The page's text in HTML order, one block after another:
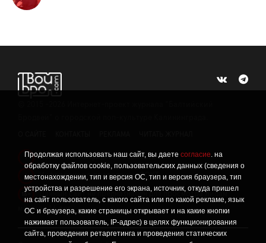
Продолжая использовать наш сайт, вы даете согласие. на
обработку файлов cookie, пользовательских данных (сведения о
местонахождении, тип и версия ОС, тип и версия браузера, тип
устройства и разрешение его экрана, источник, откуда пришел
на сайт пользователь, с какого сайта или по какой рекламе, язык
ОС и браузера, какие страницы открывает и на какие кнопки
нажимает пользователь, IP-адрес) в целях функционирования
сайта, проведения ретаргетинга и проведения статических
! Политика конфиденциальности
! Информация о проведении СОУТ
Данный сайт не предназначен для просмотра лицам
младше 16 лет.